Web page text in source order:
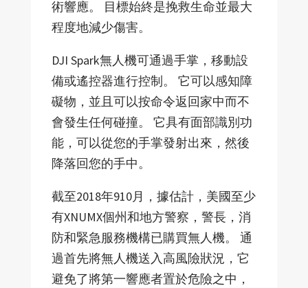
術響應。 目標始終是挽救生命並最大
程度地減少傷害。
DJI Spark無人機可通過手掌，移動設
備或遙控器進行控制。 它可以感知障
礙物，並且可以按命令返回家中而不
會發生任何碰撞。 它具有面部識別功
能，可以從您的手掌發射出來，然後
降落回您的手中。
截至2018年910月，據估計，美國至少
有XNUMX個州和地方警察，警長，消
防和緊急服務機構已購買無人機。 通
過首先將無人機送入高風險狀況，它
避免了將第一響應者置於危險之中，